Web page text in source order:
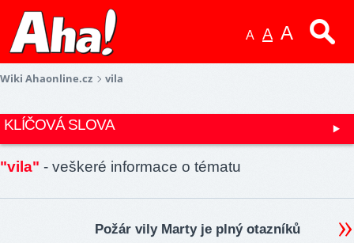
A A A
Wiki Ahaonline.cz vila
KLÍČOVÁ SLOVA
"vila" - veškeré informace o tématu
Požár vily Marty je plný otazníků